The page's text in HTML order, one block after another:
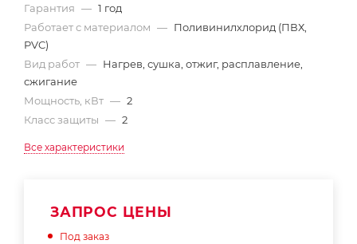
Гарантия — 1 год
Работает с материалом — Поливинилхлорид (ПВХ,
PVC)
Вид работ — Нагрев, сушка, отжиг, расплавление,
сжигание
Мощность, кВт — 2
Класс защиты — 2
Все характеристики
ЗАПРОС ЦЕНЫ
Под заказ